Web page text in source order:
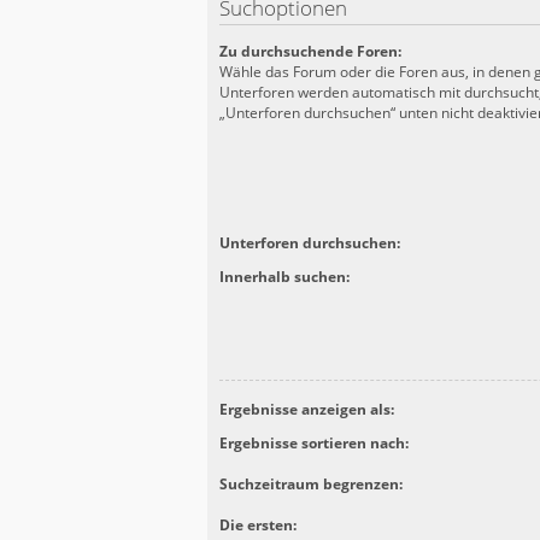
Suchoptionen
Zu durchsuchende Foren:
Wähle das Forum oder die Foren aus, in denen
Unterforen werden automatisch mit
„Unterforen durchsuchen“ unten nicht
Unterforen durchsuchen:
Innerhalb suchen:
Ergebnisse anzeigen als:
Ergebnisse sortieren nach:
Suchzeitraum begrenzen:
Die ersten: